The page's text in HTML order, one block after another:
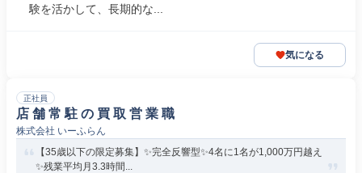
験を活かして、長期的な...
気になる
正社員
店 舗 常 駐 の 買 取 営 業 職
株式会社 いーふらん
【35歳以下の限定募集】✨完全反響型✨4名に1名が1,000万円越え
✨残業平均月3.3時間...